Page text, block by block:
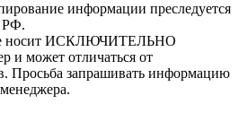
информации преследуется
РФ.
носит ИСКЛЮЧИТЕЛЬНО
и может отличаться от
Просьба запрашивать информацию